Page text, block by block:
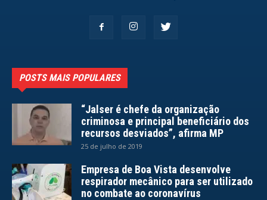
POSTS MAIS POPULARES
“Jalser é chefe da organização
criminosa e principal beneficiário dos
recursos desviados”, afirma MP
25 de julho de 2019
Empresa de Boa Vista desenvolve
respirador mecânico para ser utilizado
no combate ao coronavírus